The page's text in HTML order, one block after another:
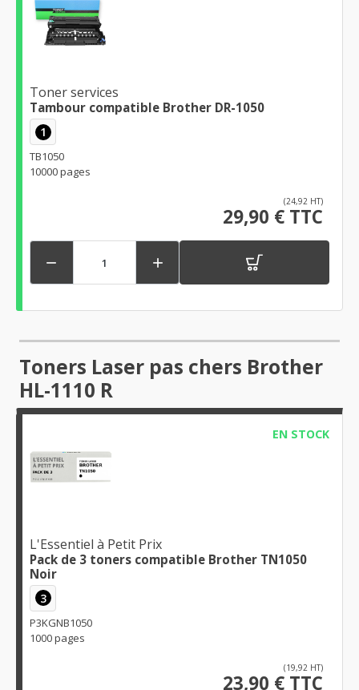
Toner services
Tambour compatible Brother DR-1050
1
TB1050
10000 pages
(24,92 HT)
29,90 € TTC
 
Toners Laser pas chers Brother
HL-1110 R
EN STOCK
L'Essentiel à Petit Prix
Pack de 3 toners compatible Brother TN1050
Noir
3
P3KGNB1050
1000 pages
(19,92 HT)
23,90 € TTC